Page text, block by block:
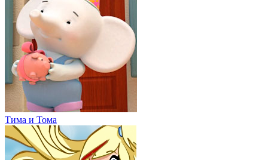
Тима и Тома